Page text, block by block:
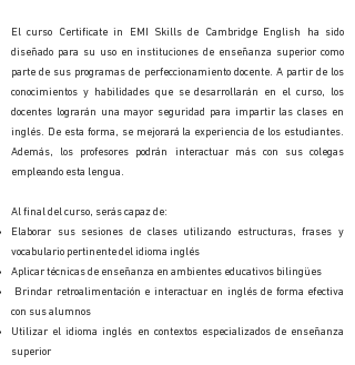
El curso Certificate in EMI Skills de Cambridge English ha sido
diseñado para su uso en instituciones de enseñanza superior como
parte de sus programas de perfeccionamiento docente. A partir de los
conocimientos y habilidades que se desarrollarán en el curso, los
docentes lograrán una mayor seguridad para impartir las clases en
inglés. De esta forma, se mejorará la experiencia de los estudiantes.
Además, los profesores podrán interactuar más con sus colegas
empleando esta lengua.
Al final del curso, serás capaz de:
Elaborar sus sesiones de clases utilizando estructuras, frases y
vocabulario pertinente del idioma inglés
Aplicar técnicas de enseñanza en ambientes educativos bilingües
Brindar retroalimentación e interactuar en inglés de forma efectiva
con sus alumnos
Utilizar el idioma inglés en contextos especializados de enseñanza
superior